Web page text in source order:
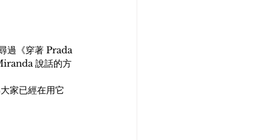
過《穿著 Prada
說話的方
家已經在用它